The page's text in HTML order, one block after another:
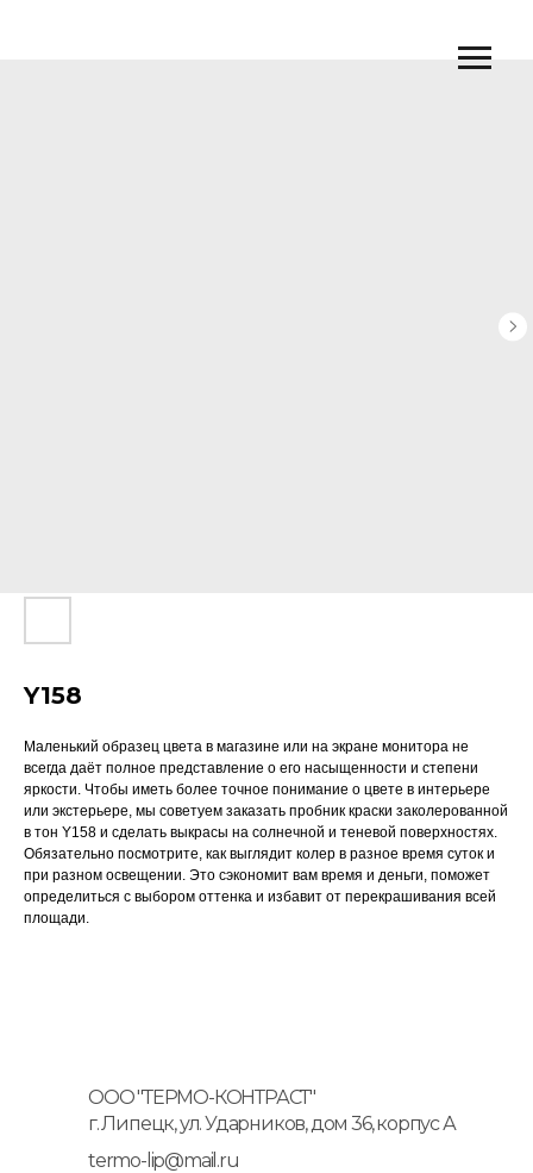
Y158
Маленький образец цвета в магазине или на экране монитора не
всегда даёт полное представление о его насыщенности и степени
яркости. Чтобы иметь более точное понимание о цвете в интерьере
или экстерьере, мы советуем заказать пробник краски заколерованной
в тон Y158 и сделать выкрасы на солнечной и теневой поверхностях.
Обязательно посмотрите, как выглядит колер в разное время суток и
при разном освещении. Это сэкономит вам время и деньги, поможет
определиться с выбором оттенка и избавит от перекрашивания всей
площади.
ООО "ТЕРМО-КОНТРАСТ"
г. Липецк, ул. Ударников, дом 36, корпус А
termo-lip@mail.ru